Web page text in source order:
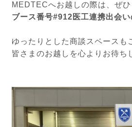
MEDTECへお越しの際は、ぜひ
ブース番号#912医工連携出会
ゆったりとした商談スペースも
皆さまのお越しを心よりお待ち